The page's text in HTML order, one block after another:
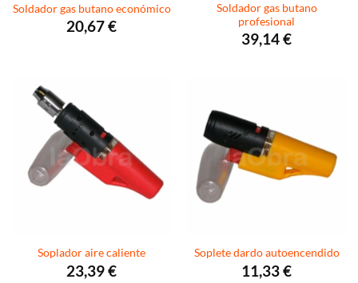
Soldador gas butano económico
20,67€
Soldador gas butano
profesional
39,14€
Soplador aire caliente
23,39€
Soplete dardo autoencendido
11,33€